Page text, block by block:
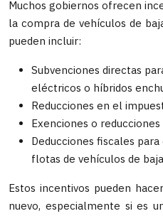
Muchos gobiernos ofrecen
la compra de vehículos de
pueden incluir:
Subvenciones directas
eléctricos o híbridos
Reducciones en el
Exenciones o
Deducciones fiscales
flotas de vehículos de
Estos incentivos pueden
nuevo, especialmente si es